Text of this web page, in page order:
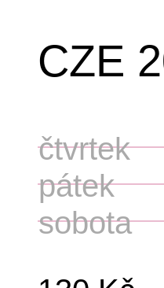
CZE
čtvrtek
pátek
sobota